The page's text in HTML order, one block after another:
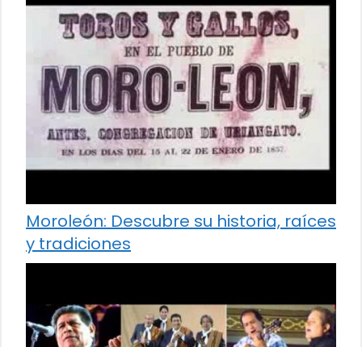
Moroleón: Descubre su historia, raíces
y tradiciones